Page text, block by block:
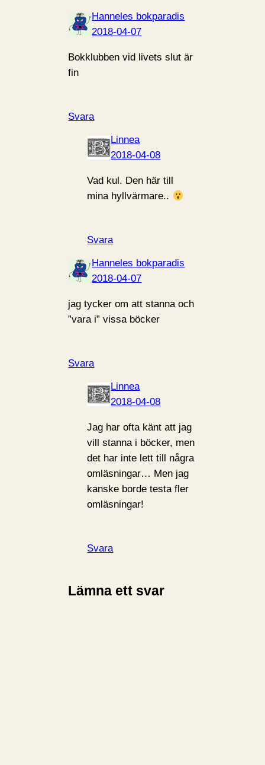
Hanneles bokparadis
2018-04-07
Bokklubben vid livets slut är
fin
Svara
Linnea
2018-04-08
Vad kul. Den här till
mina hyllvärmare..
Svara
Hanneles bokparadis
2018-04-07
jag tycker om att stanna och
”vara i” vissa böcker
Svara
Linnea
2018-04-08
Jag har ofta känt att jag
vill stanna i böcker, men
det har inte lett till några
omläsningar… Men jag
kanske borde testa fler
omläsningar!
Svara
Lämna ett svar